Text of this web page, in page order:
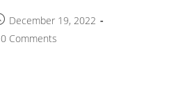
December 19, 2022
0 Comments